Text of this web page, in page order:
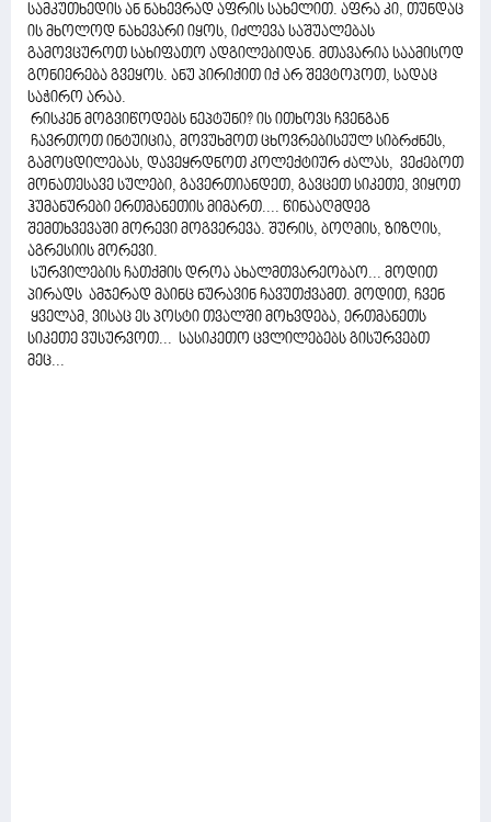
სამკუთხედის ან ნახევრად აფრის სახელით. აფრა კი, თუნდაც
ის მხოლოდ ნახევარი იყოს, იძლევა საშუალებას
გამოვცუროთ სახიფათო ადგილებიდან. მთავარია საამისოდ
გონიერება გვეყოს. ანუ პირიქით იქ არ შევტოპოთ, სადაც
საჭირო არაა.
რისკენ მოგვიწოდებს ნეპტუნი? ის ითხოვს ჩვენგან
ჩავრთოთ ინტუიცია, მოვუხმოთ ცხოვრებისეულ სიბრძნეს,
გამოცდილებას, დავეყრდნოთ კოლექტიურ ძალას, ვეძებოთ
მონათესავე სულები, გავერთიანდეთ, გავცეთ სიკეთე, ვიყოთ
ჰუმანურები ერთმანეთის მიმართ.... წინააღმდეგ
შემთხვევაში მორევი მოგვერევა. შურის, ბოღმის, ზიზღის,
აგრესიის მორევი.
სურვილების ჩათქმის დროა ახალმთვარეობაო... მოდით
პირადს ამჯერად მაინც ნურავინ ჩავუთქვამთ. მოდით, ჩვენ
ყველამ, ვისაც ეს პოსტი თვალში მოხვდება, ერთმანეთს
სიკეთე ვუსურვოთ... სასიკეთო ცვლილებებს გისურვებთ
მეც...